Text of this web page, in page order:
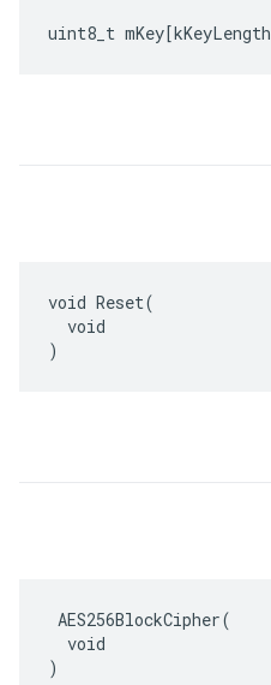
uint8_t mKey[kKeyLength
void Reset(
  void
)
AES256BlockCipher(
  void
)